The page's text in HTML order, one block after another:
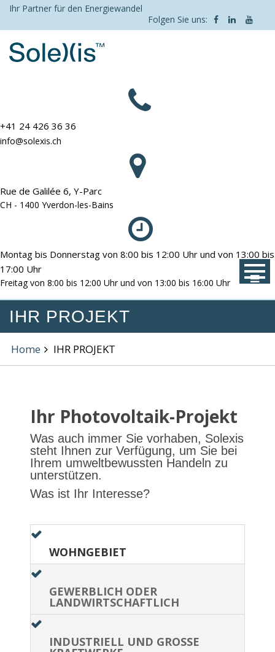
Skip
content
Ihr Partner für den Energiewandel
Folgen Sie uns:
+41 24 426 36 36
info@solexis.ch
Rue de Galilée 6, Y-Parc
CH - 1400 Yverdon-les-Bains
Montag bis Donnerstag von 8:00 bis 12:00 Uhr und von 13:00 bis
17:00 Uhr
Freitag von 8:00 bis 12:00 Uhr und von 13:00 bis 16:00 Uhr
IHR PROJEKT
Home IHR PROJEKT
Ihr Photovoltaik-Projekt
Was auch immer Sie vorhaben, Solexis
steht Ihnen zur Verfügung, um Sie bei
Ihrem umweltbewussten Handeln zu
unterstützen.
Was ist Ihr Interesse?
WOHNGEBIET
GEWERBLICH ODER
LANDWIRTSCHAFTLICH
INDUSTRIELL UND GROSSE K